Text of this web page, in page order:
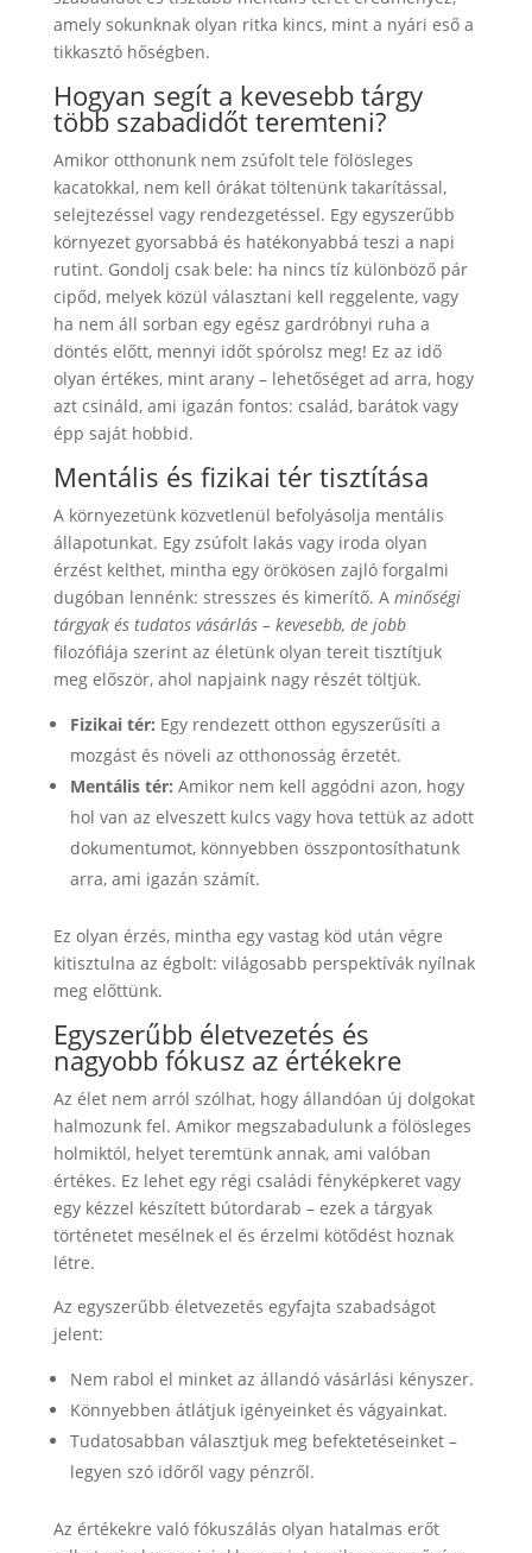
amely sokunknak olyan ritka kincs, mint a nyári eső a
tikkasztó hőségben.
Hogyan segít a kevesebb tárgy
több szabadidőt teremteni?
Amikor otthonunk nem zsúfolt tele fölösleges
kacatokkal, nem kell órákat töltenünk takarítással,
selejtezéssel vagy rendezgetéssel. Egy egyszerűbb
környezet gyorsabbá és hatékonyabbá teszi a napi
rutint. Gondolj csak bele: ha nincs tíz különböző pár
cipőd, melyek közül választani kell reggelente, vagy
ha nem áll sorban egy egész gardróbnyi ruha a
döntés előtt, mennyi időt spórolsz meg! Ez az idő
olyan értékes, mint arany – lehetőséget ad arra, hogy
azt csináld, ami igazán fontos: család, barátok vagy
épp saját hobbid.
Mentális és fizikai tér tisztítása
A környezetünk közvetlenül befolyásolja mentális
állapotunkat. Egy zsúfolt lakás vagy iroda olyan
érzést kelthet, mintha egy örökösen zajló forgalmi
dugóban lennénk: stresszes és kimerítő. A minőségi
tárgyak és tudatos vásárlás – kevesebb, de jobb
filozófiája szerint az életünk olyan tereit tisztítjuk
meg először, ahol napjaink nagy részét töltjük.
Fizikai tér: Egy rendezett otthon egyszerűsíti a
mozgást és növeli az otthonosság érzetét.
Mentális tér: Amikor nem kell aggódni azon, hogy
hol van az elveszett kulcs vagy hova tettük az adott
dokumentumot, könnyebben összpontosíthatunk
arra, ami igazán számít.
Ez olyan érzés, mintha egy vastag köd után végre
kitisztulna az égbolt: világosabb perspektívák nyílnak
meg előttünk.
Egyszerűbb életvezetés és
nagyobb fókusz az értékekre
Az élet nem arról szólhat, hogy állandóan új dolgokat
halmozunk fel. Amikor megszabadulunk a fölösleges
holmiktól, helyet teremtünk annak, ami valóban
értékes. Ez lehet egy régi családi fényképkeret vagy
egy kézzel készített bútordarab – ezek a tárgyak
történetet mesélnek el és érzelmi kötődést hoznak
létre.
Az egyszerűbb életvezetés egyfajta szabadságot
jelent:
Nem rabol el minket az állandó vásárlási kényszer.
Könnyebben átlátjuk igényeinket és vágyainkat.
Tudatosabban választjuk meg befektetéseinket –
legyen szó időről vagy pénzről.
Az értékekre való fókuszálás olyan hatalmas erőt